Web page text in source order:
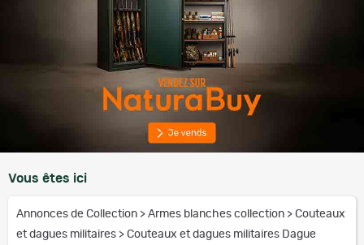
Vous êtes ici
Annonces de Collection > Armes blanches collection > Couteaux
et dagues militaires > Couteaux et dagues militaires Dague